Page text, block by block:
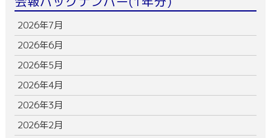
2026年7月
2026年6月
2026年5月
2026年4月
2026年3月
2026年2月